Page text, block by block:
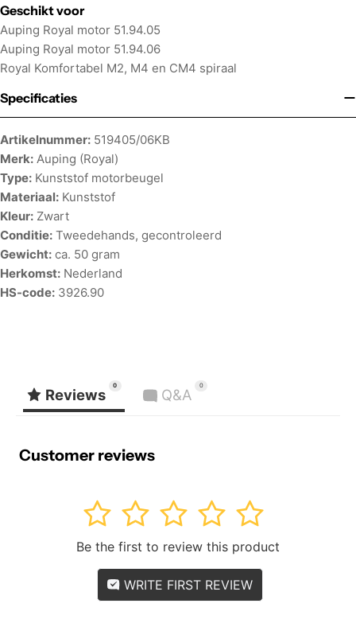
Geschikt voor
Auping Royal motor 51.94.05
Auping Royal motor 51.94.06
Royal Komfortabel M2, M4 en CM4 spiraal
Specificaties
Artikelnummer: 519405/06KB
Merk: Auping (Royal)
Type: Kunststof motorbeugel
Materiaal: Kunststof
Kleur: Zwart
Conditie: Tweedehands, gecontroleerd
Gewicht: ca. 50 gram
Herkomst: Nederland
HS-code: 3926.90
Reviews
0
Q&A
0
Customer reviews
5
4
3
2
1
Be the first to review this product
WRITE FIRST REVIEW